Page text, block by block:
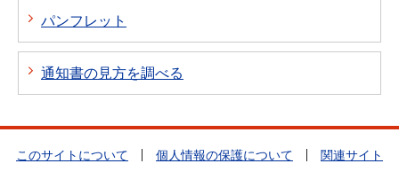
パンフレット
通知書の見方を調べる
このサイトについて 個人情報の保護について 関連サイト